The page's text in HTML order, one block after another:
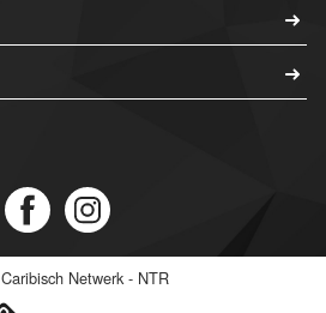
Caribisch Netwerk - NTR